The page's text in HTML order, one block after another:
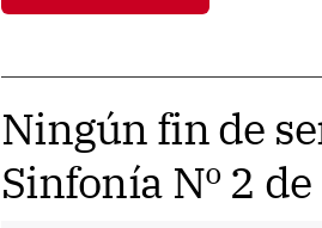
Ningún fin de
Sinfonía Nº 2